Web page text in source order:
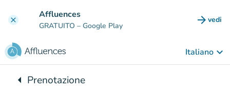
clear Affluences
GRATUITO – Google Play arrow_forward vedi
Italiano keyboard_arrow_down
arrow_leftTorna a:
Prenotazione